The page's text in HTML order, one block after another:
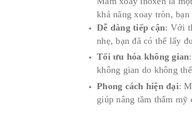
khả năng xoay tròn,
Dễ dàng tiếp cận: Với
nhẹ, bạn đã có thể lấy
Tối ưu hóa không gian
không gian do không
Phong cách hiện đại:
giúp nâng tầm thẩm mỹ